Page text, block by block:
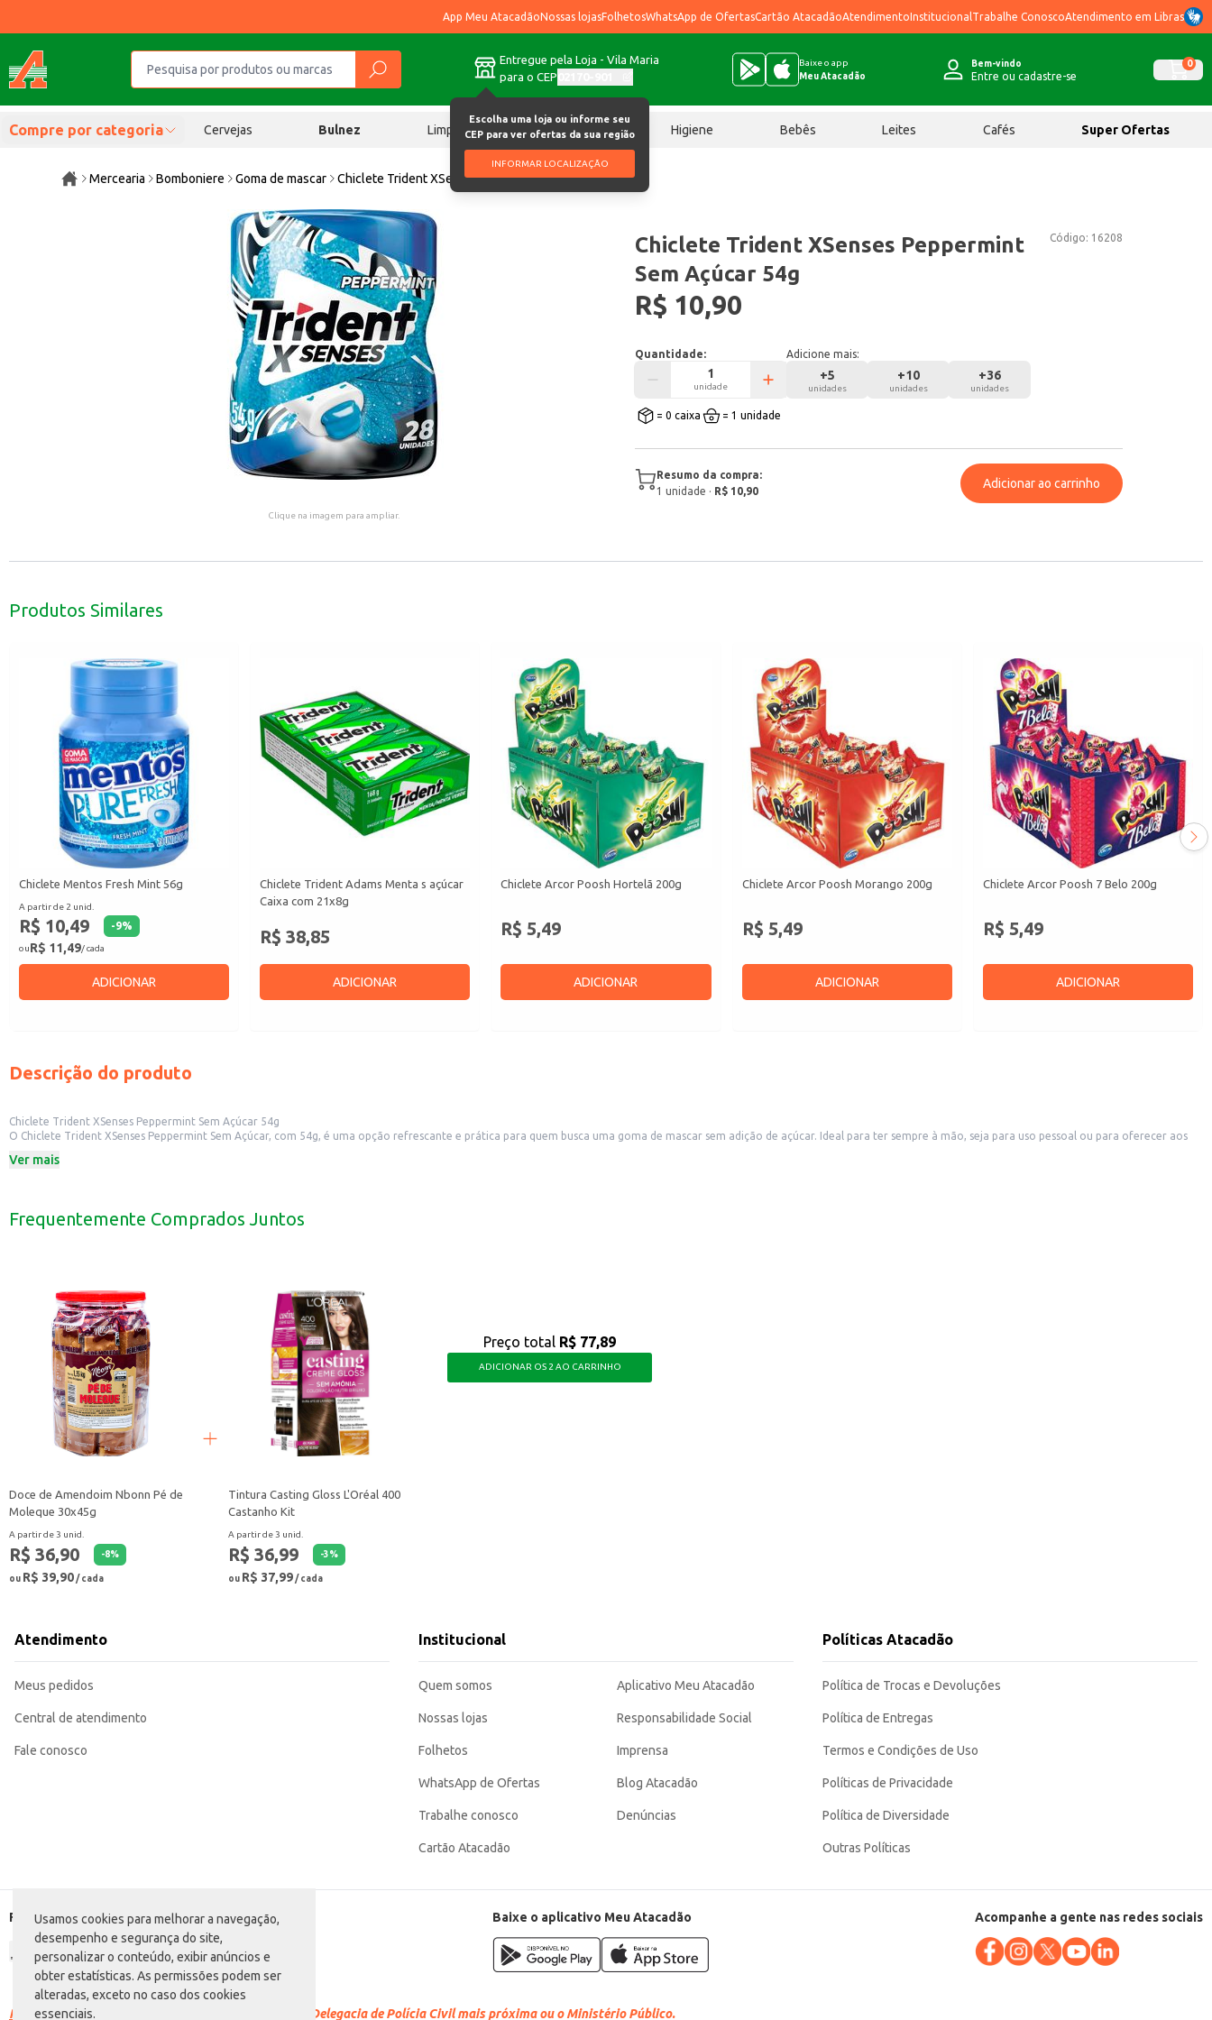
Usamos cookies para melhorar a navegação,
desempenho e segurança do site,
personalizar o conteúdo, exibir anúncios e
obter estatísticas. As permissões podem ser
alteradas, exceto no caso dos cookies
essenciais.
App Meu AtacadãoNossas lojasFolhetosWhatsApp de OfertasCartão AtacadãoAtendimentoInstitucional Trabalhe ConoscoAtendimento em Libras
Entregue pela Loja - Vila Maria
para o CEP
Escolha uma loja ou informe seu
CEP para ver ofertas da sua região
INFORMAR LOCALIZAÇÃO
Baixe o app
Meu Atacadão
Bem-vindo
Entre ou cadastre-se
0
Compre por categoria Cervejas Bulnez Limpeza Chocolates Higiene Bebês Leites Cafés Super Ofertas
Mercearia Bomboniere Goma de mascar Chiclete Trident XSenses Peppermint Sem Açúcar 54g
Clique na imagem para ampliar.
Código: 16208
Chiclete Trident XSenses Peppermint
Sem Açúcar 54g
R$ 10,90
Quantidade:
unidade
Adicione mais:
+5
unidades
+10
unidades
+36
unidades
= 0 caixa = 1 unidade
Resumo da compra:
1 unidade · R$ 10,90
Adicionar ao carrinho
Produtos Similares
Chiclete Mentos Fresh Mint 56g
A partir de 2 unid.
R$ 10,49 -9%
ouR$ 11,49/ cada
ADICIONAR
Chiclete Trident Adams Menta s açúcar
Caixa com 21x8g
R$ 38,85
ADICIONAR
Chiclete Arcor Poosh Hortelã 200g
R$ 5,49
ADICIONAR
Chiclete Arcor Poosh Morango 200g
R$ 5,49
ADICIONAR
Chiclete Arcor Poosh 7 Belo 200g
R$ 5,49
ADICIONAR
Descrição do produto
Chiclete Trident XSenses Peppermint Sem Açúcar 54g
O Chiclete Trident XSenses Peppermint Sem Açúcar, com 54g, é uma opção refrescante e prática para quem busca uma goma de mascar sem adição de açúcar. Ideal para ter sempre à mão, seja para uso pessoal ou para oferecer aos
Dicas de Uso:
Com o Chiclete Trident XSenses Peppermint, você desfruta do sabor refrescante de peppermint, sem abrir mão de uma opção sem açúcar e com a praticidade que você precisa.
Ver mais
Frequentemente Comprados Juntos
Doce de Amendoim Nbonn Pé de
Moleque 30x45g
A partir de 3 unid.
R$ 36,90 -8%
ou R$ 39,90/ cada
Tintura Casting Gloss L'Oréal 400
Castanho Kit
A partir de 3 unid.
R$ 36,99 -3%
ou R$ 37,99/ cada
Preço total R$ 77,89
ADICIONAR OS 2 AO CARRINHO
Atendimento
Meus pedidos
Central de atendimento
Fale conosco
Institucional
Quem somos
Nossas lojas
Folhetos
WhatsApp de Ofertas
Trabalhe conosco
Cartão Atacadão
Aplicativo Meu Atacadão
Responsabilidade Social
Imprensa
Blog Atacadão
Denúncias
Políticas Atacadão
Política de Trocas e Devoluções
Política de Entregas
Termos e Condições de Uso
Políticas de Privacidade
Política de Diversidade
Outras Políticas
Formas de pagamento Baixe o aplicativo Meu Atacadão Acompanhe a gente nas redes sociais
Racismo é crime. Denuncie. Disque 100 ou procure a Delegacia de Polícia Civil mais próxima ou o Ministério Público.